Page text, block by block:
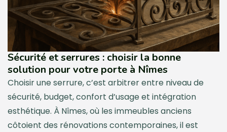
Sécurité et serrures : choisir la bonne
solution pour votre porte à Nîmes
Choisir une serrure, c’est arbitrer entre niveau de
sécurité, budget, confort d’usage et intégration
esthétique. À Nîmes, où les immeubles anciens
côtoient des rénovations contemporaines, il est